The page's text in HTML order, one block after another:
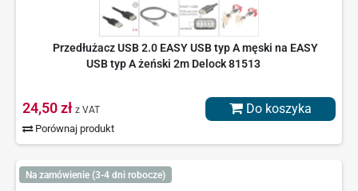
Przedłużacz USB 2.0 EASY USB typ A męski na EASY
USB typ A żeński 2m Delock 81513
24,50 zł z VAT
Porównaj produkt
Do koszyka
Na zamówienie (3-4 dni robocze)